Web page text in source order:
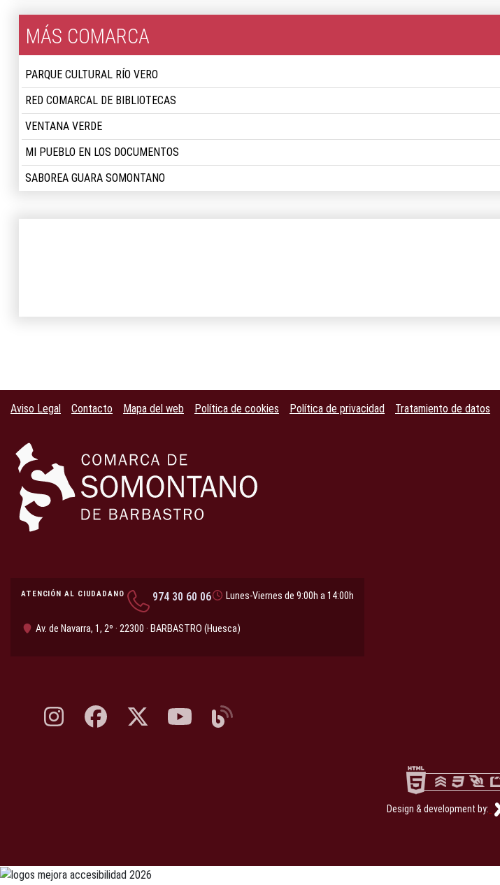
MÁS COMARCA
PARQUE CULTURAL RÍO VERO
RED COMARCAL DE BIBLIOTECAS
VENTANA VERDE
MI PUEBLO EN LOS DOCUMENTOS
SABOREA GUARA SOMONTANO
Aviso Legal Contacto Mapa del web Política de cookies Política de privacidad Tratamiento de datos
ATENCIÓN AL CIUDADANO 974 30 60 06 Lunes-Viernes de 9:00h a 14:00h
Av. de Navarra, 1, 2º · 22300 · BARBASTRO (Huesca)
Instagram, abre en nueva pestaña
Facebook, abre en nueva pestaña
X, antes Twitter, abre en nueva pestaña
YouTube, abre en nueva pestaña
Blog, abre en nueva pestaña
Design & development by: